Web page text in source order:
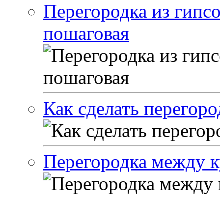
Перегородка из
пошаговая
Как сделать
Перегородка между